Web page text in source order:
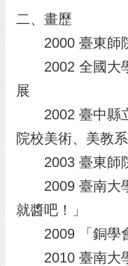
二、畫歷
2000 臺東師
2002 全國大學
展
2002 臺中縣立
院校美術、美教系
2003 臺東師院
2009 臺南大學
就醬吧！」
2009 「銅學
2010 臺南大學